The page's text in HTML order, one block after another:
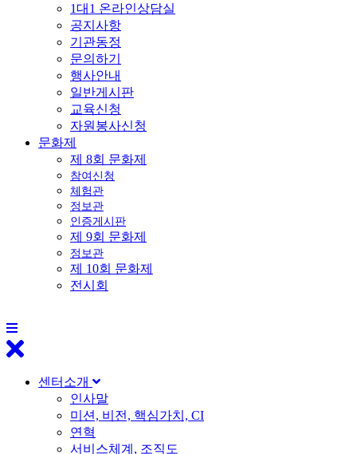
1대1 온라인상담실
공지사항
기관동정
문의하기
행사안내
일반게시판
교육신청
자원봉사신청
문화제
제 8회 문화제
참여신청
체험관
정보관
인증게시판
제 9회 문화제
정보관
제 10회 문화제
전시회
센터소개
인사말
미션, 비전, 핵심가치, CI
연혁
서비스체계, 조직도